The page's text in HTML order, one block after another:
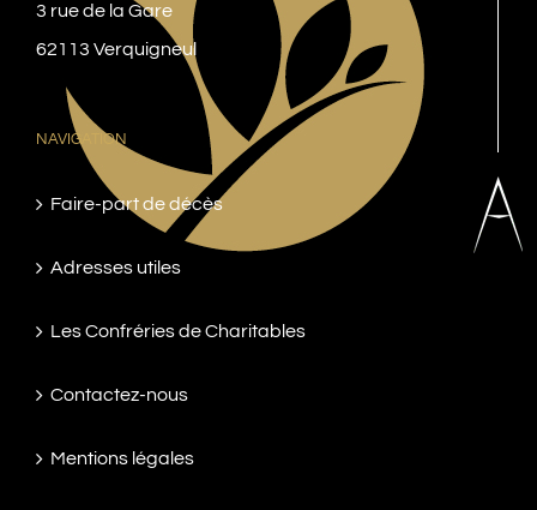
3 rue de la Gare
62113 Verquigneul
NAVIGATION
Faire-part de décès
Adresses utiles
Les Confréries de Charitables
Contactez-nous
Mentions légales